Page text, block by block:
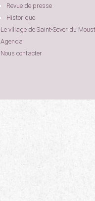
Revue de presse
Historique
Le village de Saint-Sever du
Agenda
Nous contacter